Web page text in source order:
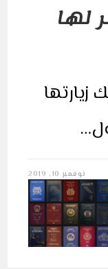
لها
زيارتها
نوفمبر 10, 2019